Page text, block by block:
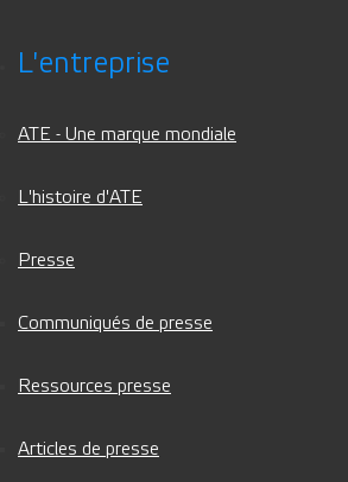
L'entreprise
ATE - Une marque mondiale
L'histoire d'ATE
Presse
Communiqués de presse
Ressources presse
Articles de presse